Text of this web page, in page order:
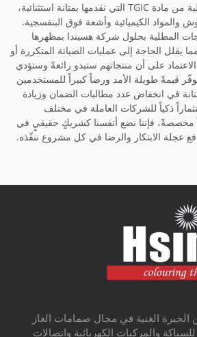
تتميز طلاءات البودرة الخالية من مادة TGIC التي نقدمها بمتانة استثنائية،
والمواد الكيميائية وأشعة فوق البنفسجية.
المطلية بحلول شركة هسيندا بمظهرها
يقلل الحاجة إلى عمليات الصيانة المتكررة أو
الاعتماد على أن منتجاتهم ستبدو رائعةً وستؤدي
قيمةً طويلة الأمد ورضاً كبيراً للمستخدمين
في انخفاض عدد مطالبات الضمان وزيادة
ذكياً للشركات العاملة في مختلف
مخصصةً، فإننا نضع أنفسنا كشريكٍ حقيقيٍ في
عجلة الابتكار والرضا في كل مشروع ننفّذه.
الخبرة الغنية في مجال صمامات الغاز
والمركبات الكهربائية واتصالات